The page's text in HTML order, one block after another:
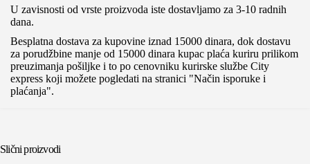
U zavisnosti od vrste proizvoda iste dostavljamo za 3-10 radnih
dana.
Besplatna dostava za kupovine iznad 15000 dinara, dok dostavu
za porudžbine manje od 15000 dinara kupac plaća kuriru prilikom
preuzimanja pošiljke i to po cenovniku kurirske službe City
express koji možete pogledati na stranici "Način isporuke i
plaćanja".
Slični proizvodi